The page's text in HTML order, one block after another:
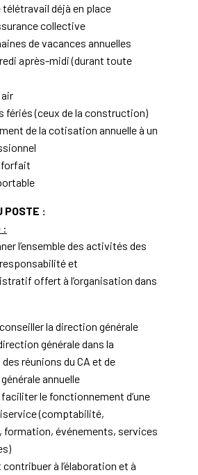
déjà en place
collective
de vacances annuelles
après-midi (durant toute
fériés (ceux de la construction)
de la cotisation annuelle à un
forfait
POSTE :
:
l’ensemble des activités des
et
offert à l’organisation dans
la direction générale
générale dans la
réunions du CA et de
annuelle
le fonctionnement d’une
(comptabilité,
formation, événements, services
à l’élaboration et à